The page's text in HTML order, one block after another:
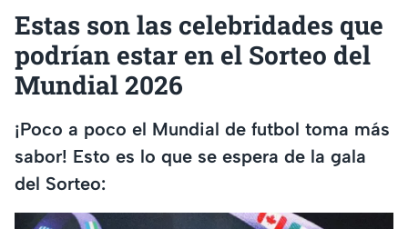
Estas son las celebridades que
podrían estar en el Sorteo del
Mundial 2026
¡Poco a poco el Mundial de futbol toma más
sabor! Esto es lo que se espera de la gala
del Sorteo: